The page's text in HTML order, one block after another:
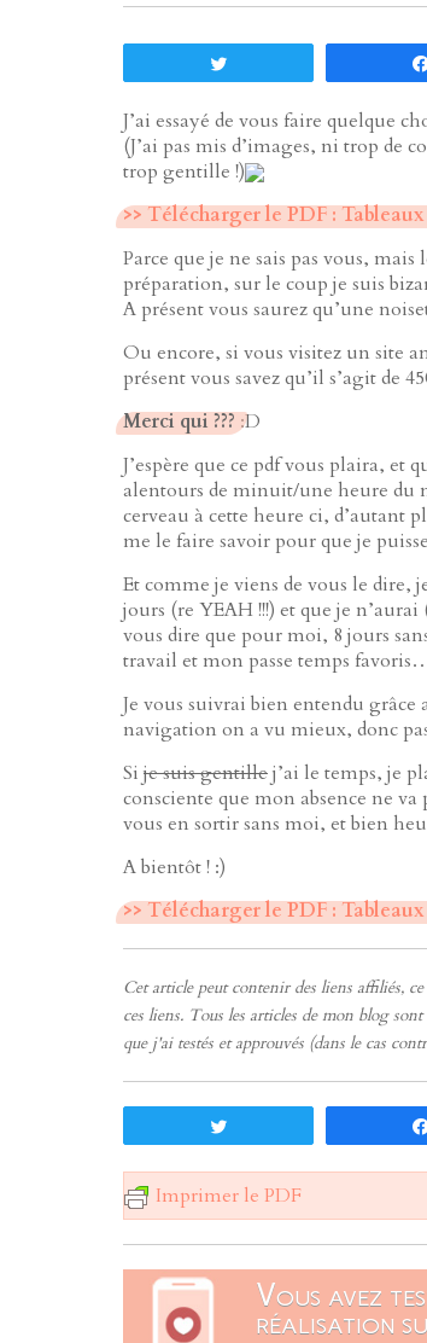
J’ai essayé de vous faire quelque
(J’ai pas mis d’images, ni trop de
trop gentille !)
>> Télécharger le PDF :
Parce que je ne sais pas vous,
préparation, sur le coup je suis
A présent vous saurez qu’une
Ou encore, si vous visitez un site
présent vous savez qu’il s’agit de
Merci qui ??? :D
J’espère que ce pdf vous plaira, et
alentours de minuit/une heure du
cerveau à cette heure ci, d’autant
me le faire savoir pour que je
Et comme je viens de vous le dire,
jours (re YEAH !!!) et que je
vous dire que pour moi, 8 jours
travail et mon passe temps
Je vous suivrai bien entendu
navigation on a vu mieux, donc
Si je suis gentillej’ai le temps, je
consciente que mon absence ne
vous en sortir sans moi, et bien
A bientôt ! :)
>> Télécharger le PDF :
Cet article peut contenir des liens affiliés,
ces liens. Tous les articles de mon blog
que j'ai testés et approuvés (dans le cas
Imprimer le PDF
Vous avez
réalisation